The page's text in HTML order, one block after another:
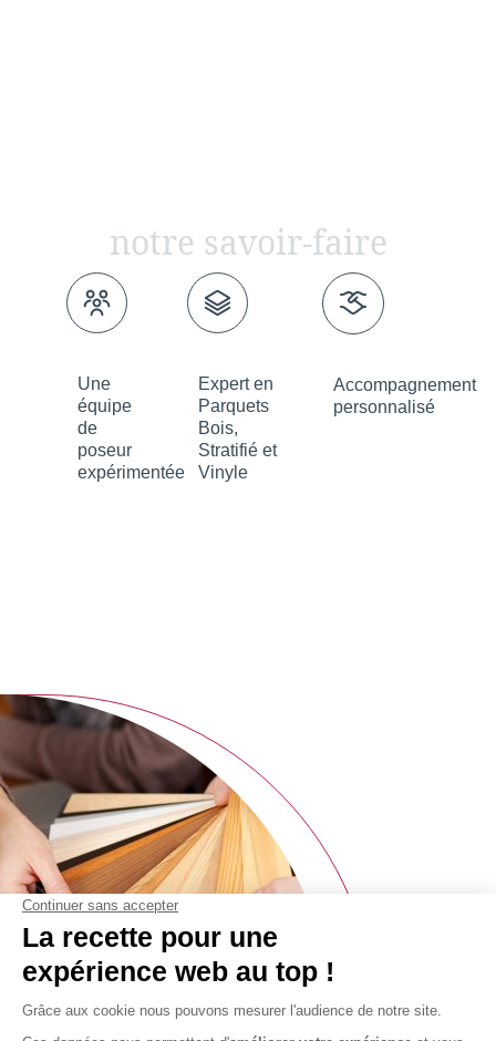
notre savoir-faire
Une
équipe
de
poseur
expérimentée
Expert en
Parquets
Bois,
Stratifié et
Vinyle
Accompagnement
personnalisé